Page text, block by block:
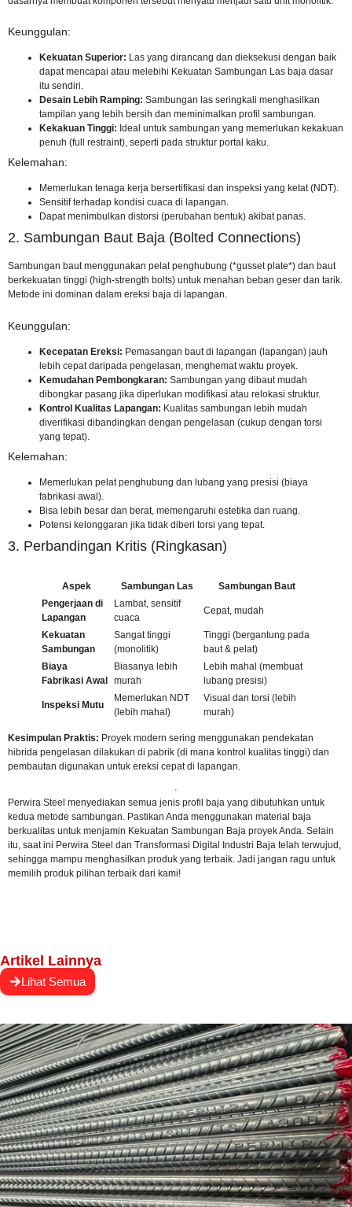
Keunggulan:
Kekuatan Superior: Las yang dirancang dan dieksekusi dengan baik
dapat mencapai atau melebihi Kekuatan Sambungan Las baja dasar
itu sendiri.
Desain Lebih Ramping: Sambungan las seringkali menghasilkan
tampilan yang lebih bersih dan meminimalkan profil sambungan.
Kekakuan Tinggi: Ideal untuk sambungan yang memerlukan kekakuan
penuh (full restraint), seperti pada struktur portal kaku.
Kelemahan:
Memerlukan tenaga kerja bersertifikasi dan inspeksi yang ketat (NDT).
Sensitif terhadap kondisi cuaca di lapangan.
Dapat menimbulkan distorsi (perubahan bentuk) akibat panas.
2. Sambungan Baut Baja (Bolted Connections)
Sambungan baut menggunakan pelat penghubung (*gusset plate*) dan baut
berkekuatan tinggi (high-strength bolts) untuk menahan beban geser dan tarik.
Metode ini dominan dalam ereksi baja di lapangan.
Keunggulan:
Kecepatan Ereksi: Pemasangan baut di lapangan (lapangan) jauh
lebih cepat daripada pengelasan, menghemat waktu proyek.
Kemudahan Pembongkaran: Sambungan yang dibaut mudah
dibongkar pasang jika diperlukan modifikasi atau relokasi struktur.
Kontrol Kualitas Lapangan: Kualitas sambungan lebih mudah
diverifikasi dibandingkan dengan pengelasan (cukup dengan torsi
yang tepat).
Kelemahan:
Memerlukan pelat penghubung dan lubang yang presisi (biaya
fabrikasi awal).
Bisa lebih besar dan berat, memengaruhi estetika dan ruang.
Potensi kelonggaran jika tidak diberi torsi yang tepat.
3. Perbandingan Kritis (Ringkasan)
Aspek Sambungan Las
Sambungan Baut
Pengerjaan di
Lapangan
Lambat, sensitif
cuaca
Cepat, mudah
Kekuatan
Sambungan
Sangat tinggi
(monolitik)
Tinggi (bergantung pada
baut & pelat)
Biaya
Fabrikasi Awal
Biasanya lebih
murah
Lebih mahal (membuat
lubang presisi)
Inspeksi Mutu
Memerlukan NDT
(lebih mahal)
Visual dan torsi (lebih
murah)
Kesimpulan Praktis: Proyek modern sering menggunakan pendekatan
hibrida pengelasan dilakukan di pabrik (di mana kontrol kualitas tinggi) dan
pembautan digunakan untuk ereksi cepat di lapangan.
Perwira Steel menyediakan semua jenis profil baja yang dibutuhkan untuk
kedua metode sambungan. Pastikan Anda menggunakan material baja
berkualitas untuk menjamin Kekuatan Sambungan Baja proyek Anda. Selain
itu, saat ini Perwira Steel dan Transformasi Digital Industri Baja telah terwujud,
sehingga mampu menghasilkan produk yang terbaik. Jadi jangan ragu untuk
memilih produk pilihan terbaik dari kami!
Artikel Lainnya
Lihat Semua